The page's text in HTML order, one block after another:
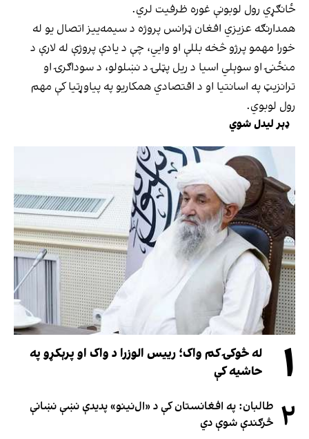
ځانګړي رول لوبونې غوره ظرفیت لري.
همدارنګه عزیزي افغان ټرانس پروژه د سیمه‌ییز اتصال یو له
خورا مهمو پرژو څخه بللې او وايي، چې د یادې پروژې له لارې د
منځنۍ او سوېلي اسیا د ریل پټلۍ د نښلولو، د سوداګرۍ او
ترانزیټ په اسانتیا او د اقتصادي همکاریو په پیاوړتیا کې مهم
رول لوبوي.
ډېر لیدل شوي
۱
له څوکۍ کم واک؛ رییس الوزرا د واک او پرېکړو په
حاشیه کې
۲ طالبان: په افغانستان کې د «ال‌نینو» پدیدې نښې نښانې
څرګندې شوې دي